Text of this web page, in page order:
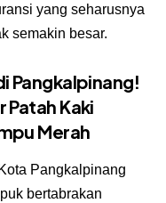
yang seharusnya
semakin besar.
Pangkalpinang!
Patah Kaki
Merah
Pangkalpinang
bertabrakan